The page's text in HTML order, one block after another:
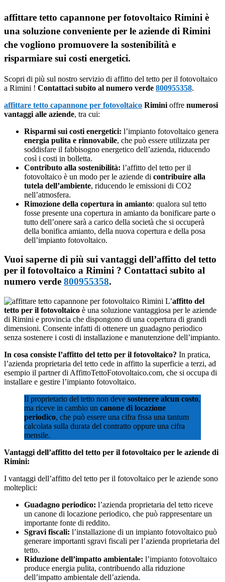
affittare tetto capannone per fotovoltaico Rimini è
una soluzione conveniente per le aziende di Rimini
che vogliono promuovere la sostenibilità e
risparmiare sui costi energetici.
Scopri di più sul nostro servizio di affitto del tetto per il fotovoltaico
a Rimini ! Contattaci subito al numero verde 800955358.
affittare tetto capannone per fotovoltaico Rimini offre numerosi
vantaggi alle aziende, tra cui:
Risparmi sui costi energetici: l’impianto fotovoltaico genera
energia pulita e rinnovabile, che può essere utilizzata per
soddisfare il fabbisogno energetico dell’azienda, riducendo
così i costi in bolletta.
Contributo alla sostenibilità: l’affitto del tetto per il
fotovoltaico è un modo per le aziende di contribuire alla
tutela dell’ambiente, riducendo le emissioni di CO2
nell’atmosfera.
Rimozione della copertura in amianto: qualora sul tetto
fosse presente una copertura in amianto da bonificare parte o
tutto dell’onere sarà a carico della società che si occuperà
della bonifica amianto, della nuova copertura e della posa
dell’impianto fotovoltaico.
Vuoi saperne di più sui vantaggi dell’affitto del tetto
per il fotovoltaico a Rimini ? Contattaci subito al
numero verde 800955358.
L’affitto del
tetto per il fotovoltaico è una soluzione vantaggiosa per le aziende
di Rimini e provincia che dispongono di una copertura di grandi
dimensioni. Consente infatti di ottenere un guadagno periodico
senza sostenere i costi di installazione e manutenzione dell’impianto.
In cosa consiste l’affitto del tetto per il fotovoltaico? In pratica,
l’azienda proprietaria del tetto cede in affitto la superficie a terzi, ad
esempio il partner di AffittoTettoFotovoltaico.com, che si occupa di
installare e gestire l’impianto fotovoltaico.
Il proprietario del tetto non deve sostenere alcun costo,
ma riceve in cambio un canone di locazione
periodico, che può essere una cifra fissa una tantum
calcolata sulla durata del contratto oppure una cifra
mensile.
Vantaggi dell’affitto del tetto per il fotovoltaico per le aziende di
Rimini:
I vantaggi dell’affitto del tetto per il fotovoltaico per le aziende sono
molteplici:
Guadagno periodico: l’azienda proprietaria del tetto riceve
un canone di locazione periodico, che può rappresentare un
importante fonte di reddito.
Sgravi fiscali: l’installazione di un impianto fotovoltaico può
generare importanti sgravi fiscali per l’azienda proprietaria del
tetto.
Riduzione dell’impatto ambientale: l’impianto fotovoltaico
produce energia pulita, contribuendo alla riduzione
dell’impatto ambientale dell’azienda.